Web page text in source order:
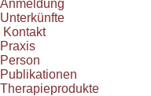
Anmeldung
Unterkünfte
Kontakt
Praxis
Person
Publikationen
Therapieprodukte